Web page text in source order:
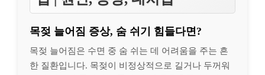
목젖 늘어짐 증상, 숨 쉬기 힘들다면?
목젖 늘어짐은 수면 중 숨 쉬는 데 어려움을 주는 흔
한 질환입니다. 목젖이 비정상적으로 길거나 두꺼워